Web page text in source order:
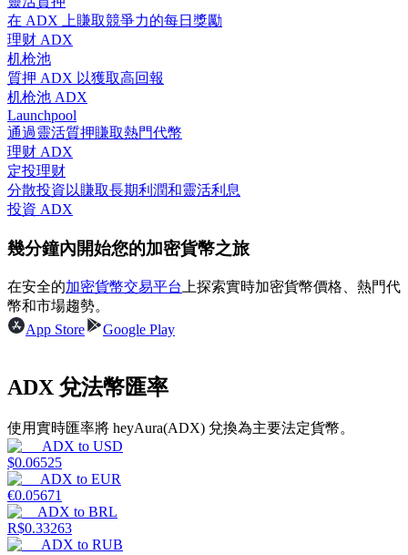
合約指南
合約功能使用指南
交易策略
理財
在 ADX 上賺取競爭力的每日獎勵
理财 ADX
机枪池
質押 ADX 以獲取高回報
机枪池 ADX
Launchpool
通過靈活質押賺取熱門代幣
理财 ADX
定投理财
分散投資以賺取長期利潤和靈活利息
投資 ADX
幾分鐘內開始您的加密貨幣之旅
在安全的加密貨幣交易平台 上探索實時加密貨幣價格、熱門代
幣和市場趨勢。
App Store
Google Play
ADX 兌法幣匯率
使用實時匯率將 heyAura(ADX) 兌換為主要法定貨幣。
ADX to USD
$0.06525
ADX to EUR
€0.05671
ADX to BRL
R$0.33263
ADX to RUB